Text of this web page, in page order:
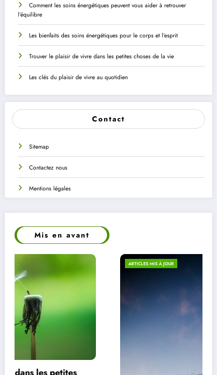
Comment les soins énergétiques peuvent vous aider à retrouver
l’équilibre
Les bienfaits des soins énergétiques pour le corps et l’esprit
Trouver le plaisir de vivre dans les petites choses de la vie
Les clés du plaisir de vivre au quotidien
Contact
Sitemap
Contactez nous
Mentions légales
Mis en avant